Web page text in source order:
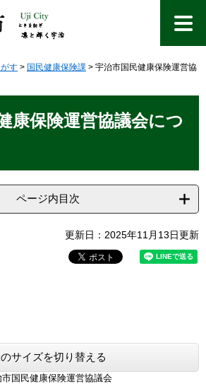
す > 国民健康保険課 > 宇治市国民健康保険運営協
康保険運営協議会につ
ページ内目次
更新日：2025年11月13日更新
サイズを切り替える
市国民健康保険運営協議会